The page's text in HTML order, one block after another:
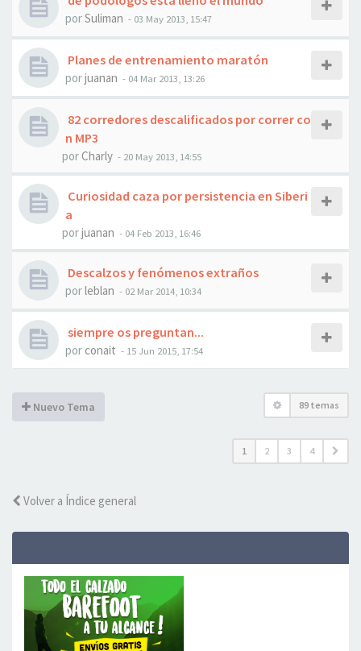
porSuliman - 03 May 2013, 15:47
Planes de entrenamiento maratón
porjuanan - 04 Mar 2013, 13:26
82 corredores descalificados por correr co
n MP3
por Charly - 20 May 2013, 14:55
Curiosidad caza por persistencia en Siberi
a
porjuanan - 04 Feb 2013, 16:46
Descalzos y fenómenos extraños
porleblan - 02 Mar 2014, 10:34
siempre os preguntan...
por conait - 15 Jun 2015, 17:54
Nuevo Tema 89 temas
1 2 3 4
Volver a Índice general